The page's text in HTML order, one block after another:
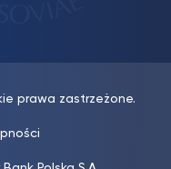
prawa zastrzeżone.